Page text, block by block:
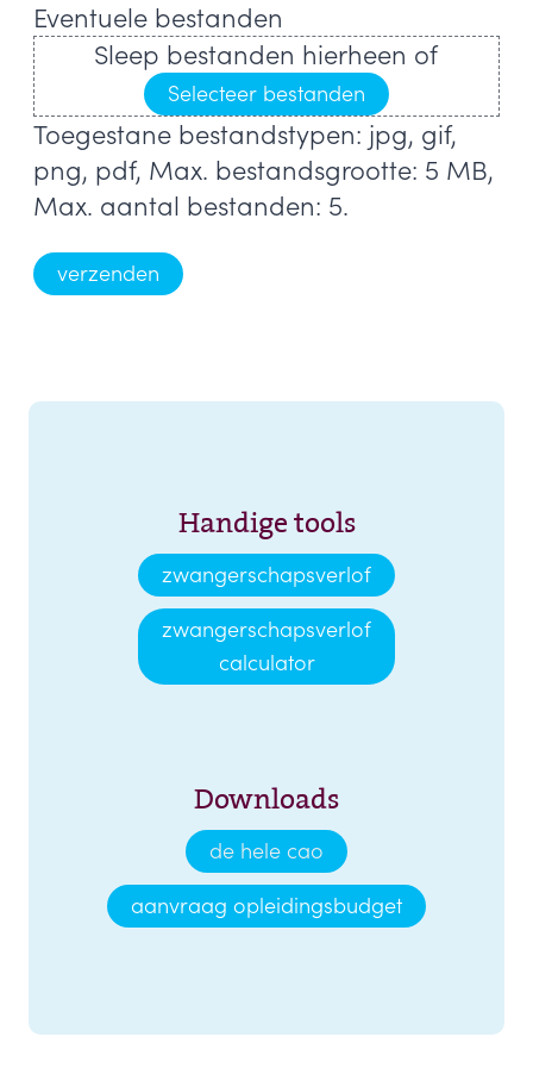
Eventuele bestanden
Sleep bestanden hierheen of
Selecteer bestanden
Toegestane bestandstypen: jpg, gif,
png, pdf, Max. bestandsgrootte: 5 MB,
Max. aantal bestanden: 5.
verzenden
Handige tools
zwangerschapsverlof
zwangerschapsverlof
calculator
Downloads
de hele cao
aanvraag opleidingsbudget